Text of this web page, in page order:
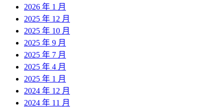
2026 年 1 月
2025 年 12 月
2025 年 10 月
2025 年 9 月
2025 年 7 月
2025 年 4 月
2025 年 1 月
2024 年 12 月
2024 年 11 月